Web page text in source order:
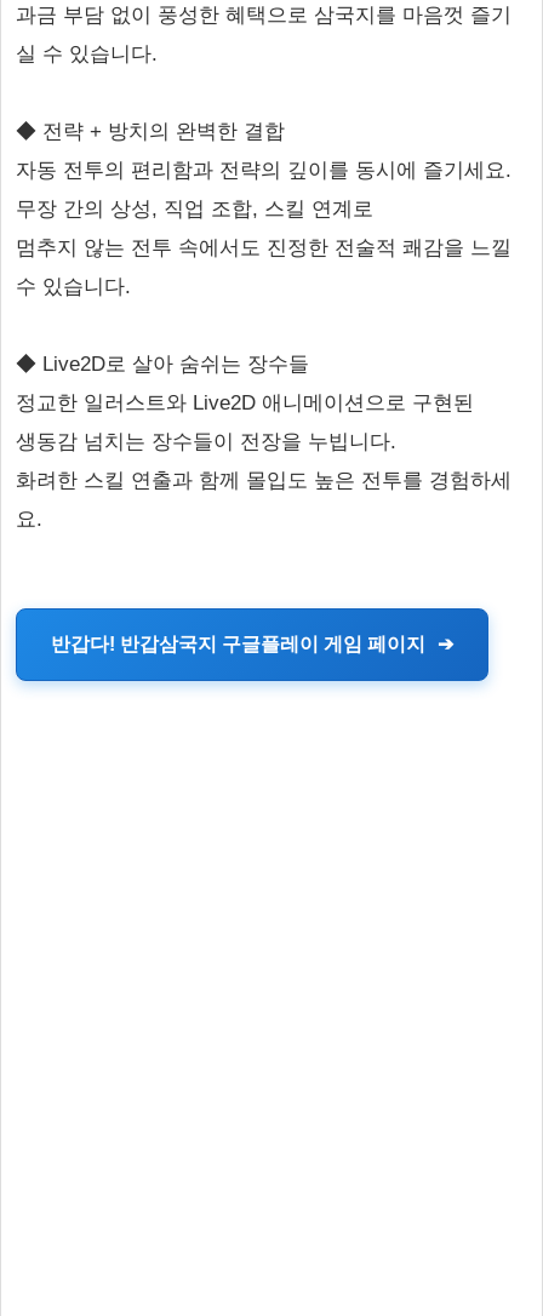
과금 부담 없이 풍성한 혜택으로 삼국지를 마음껏 즐기
실 수 있습니다.
◆ 전략 + 방치의 완벽한 결합
자동 전투의 편리함과 전략의 깊이를 동시에 즐기세요.
무장 간의 상성, 직업 조합, 스킬 연계로
멈추지 않는 전투 속에서도 진정한 전술적 쾌감을 느낄
수 있습니다.
◆ Live2D로 살아 숨쉬는 장수들
정교한 일러스트와 Live2D 애니메이션으로 구현된
생동감 넘치는 장수들이 전장을 누빕니다.
화려한 스킬 연출과 함께 몰입도 높은 전투를 경험하세
요.
반갑다! 반갑삼국지 구글플레이 게임 페이지